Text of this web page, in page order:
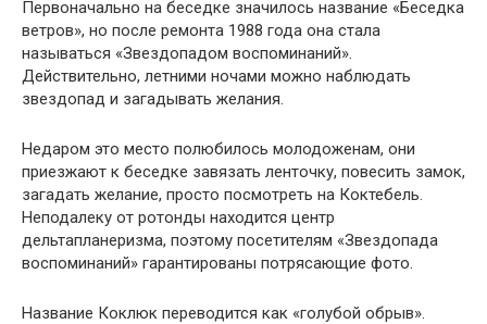
Первоначально на беседке значилось название «Беседка
ветров», но после ремонта 1988 года она стала
называться «Звездопадом воспоминаний».
Действительно, летними ночами можно наблюдать
звездопад и загадывать желания.
Недаром это место полюбилось молодоженам, они
приезжают к беседке завязать ленточку, повесить замок,
загадать желание, просто посмотреть на Коктебель.
Неподалеку от ротонды находится центр
дельтапланеризма, поэтому посетителям «Звездопада
воспоминаний» гарантированы потрясающие фото.
Название Коклюк переводится как «голубой обрыв».